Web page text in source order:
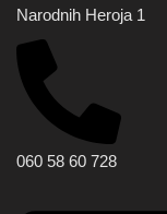
Narodnih Heroja 1
060 58 60 728